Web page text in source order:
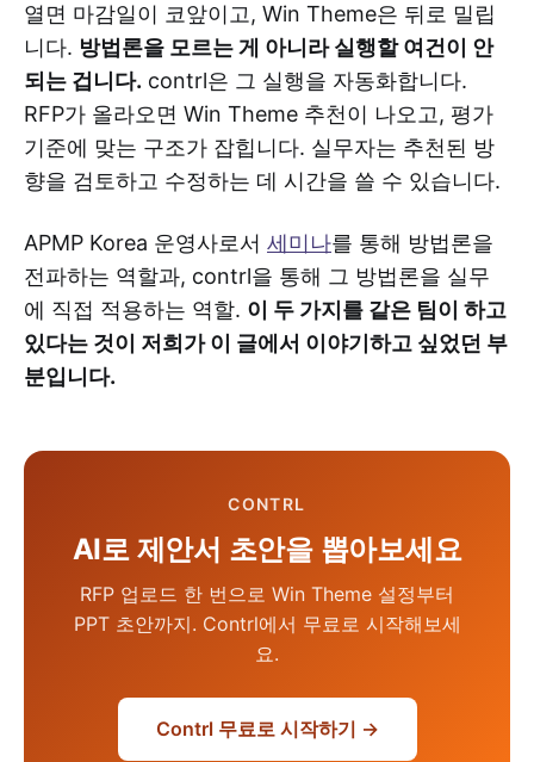
열면 마감일이 코앞이고, Win Theme은 뒤로 밀립
니다. 방법론을 모르는 게 아니라 실행할 여건이 안
되는 겁니다. contrl은 그 실행을 자동화합니다.
RFP가 올라오면 Win Theme 추천이 나오고, 평가
기준에 맞는 구조가 잡힙니다. 실무자는 추천된 방
향을 검토하고 수정하는 데 시간을 쓸 수 있습니다.
APMP Korea 운영사로서 세미나를 통해 방법론을
전파하는 역할과, contrl을 통해 그 방법론을 실무
에 직접 적용하는 역할. 이 두 가지를 같은 팀이 하고
있다는 것이 저희가 이 글에서 이야기하고 싶었던 부
분입니다.
CONTRL
AI로 제안서 초안을 뽑아보세요
RFP 업로드 한 번으로 Win Theme 설정부터
PPT 초안까지. Contrl에서 무료로 시작해보세
요.
Contrl 무료로 시작하기 →